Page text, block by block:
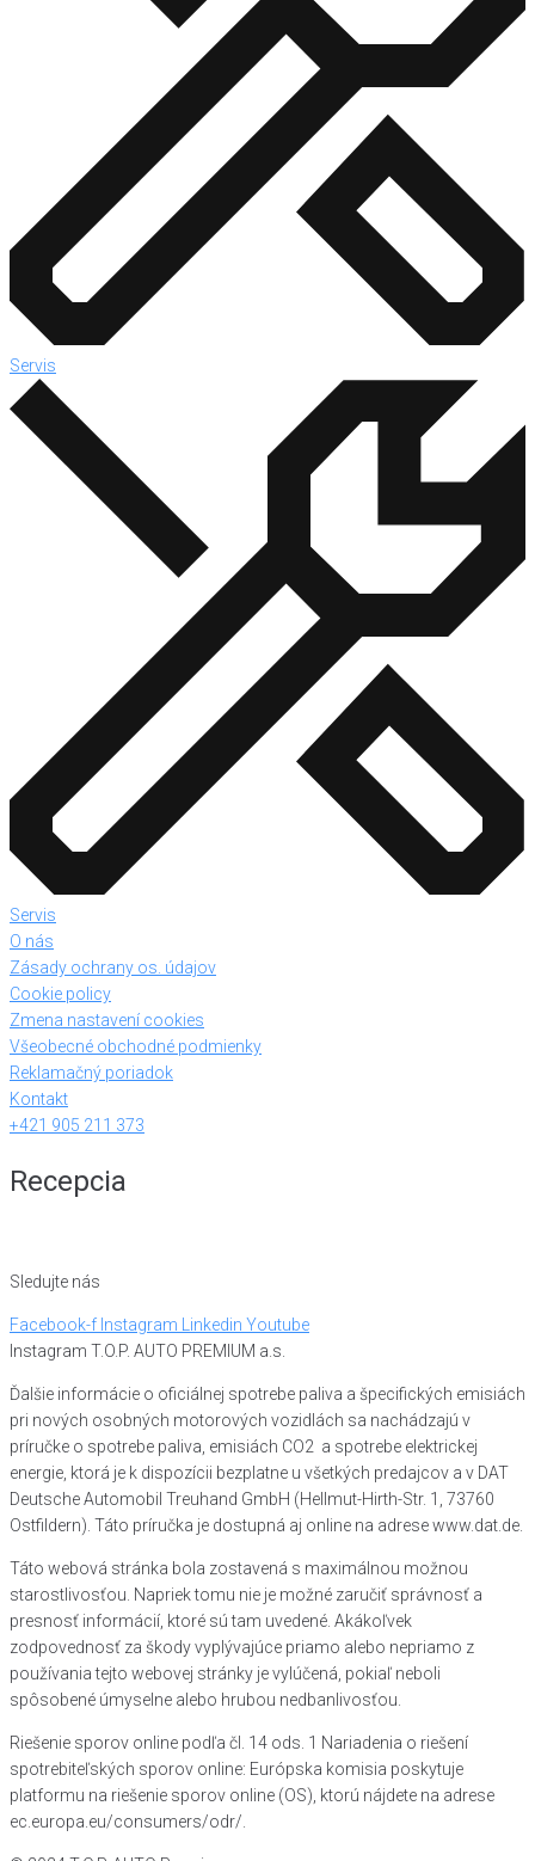
Servis
Servis
O nás
Zásady ochrany os. údajov
Cookie policy
Zmena nastavení cookies
Všeobecné obchodné podmienky
Reklamačný poriadok
Kontakt
+421 905 211 373
Recepcia
Sledujte nás
Facebook-f Instagram Linkedin Youtube
Instagram T.O.P. AUTO PREMIUM a.s.
Ďalšie informácie o oficiálnej spotrebe paliva a špecifických emisiách
pri nových osobných motorových vozidlách sa nachádzajú v
príručke o spotrebe paliva, emisiách CO2 a spotrebe elektrickej
energie, ktorá je k dispozícii bezplatne u všetkých predajcov a v DAT
Deutsche Automobil Treuhand GmbH (Hellmut-Hirth-Str. 1, 73760
Ostfildern). Táto príručka je dostupná aj online na adrese www.dat.de.
Táto webová stránka bola zostavená s maximálnou možnou
starostlivosťou. Napriek tomu nie je možné zaručiť správnosť a
presnosť informácií, ktoré sú tam uvedené. Akákoľvek
zodpovednosť za škody vyplývajúce priamo alebo nepriamo z
používania tejto webovej stránky je vylúčená, pokiaľ neboli
spôsobené úmyselne alebo hrubou nedbanlivosťou.
Riešenie sporov online podľa čl. 14 ods. 1 Nariadenia o riešení
spotrebiteľských sporov online: Európska komisia poskytuje
platformu na riešenie sporov online (OS), ktorú nájdete na adrese
ec.europa.eu/consumers/odr/.